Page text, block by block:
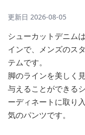
更新日 2026-08-05
シューカットデニム
インで、メンズのス
テムです。
脚のラインを美しく
与えることができる
ーディネートに取り
気のパンツです。